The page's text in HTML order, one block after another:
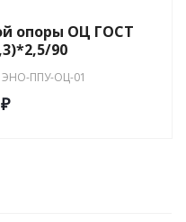
опоры ОЦ ГОСТ
90
ЭНО-ППУ-ОЦ-01